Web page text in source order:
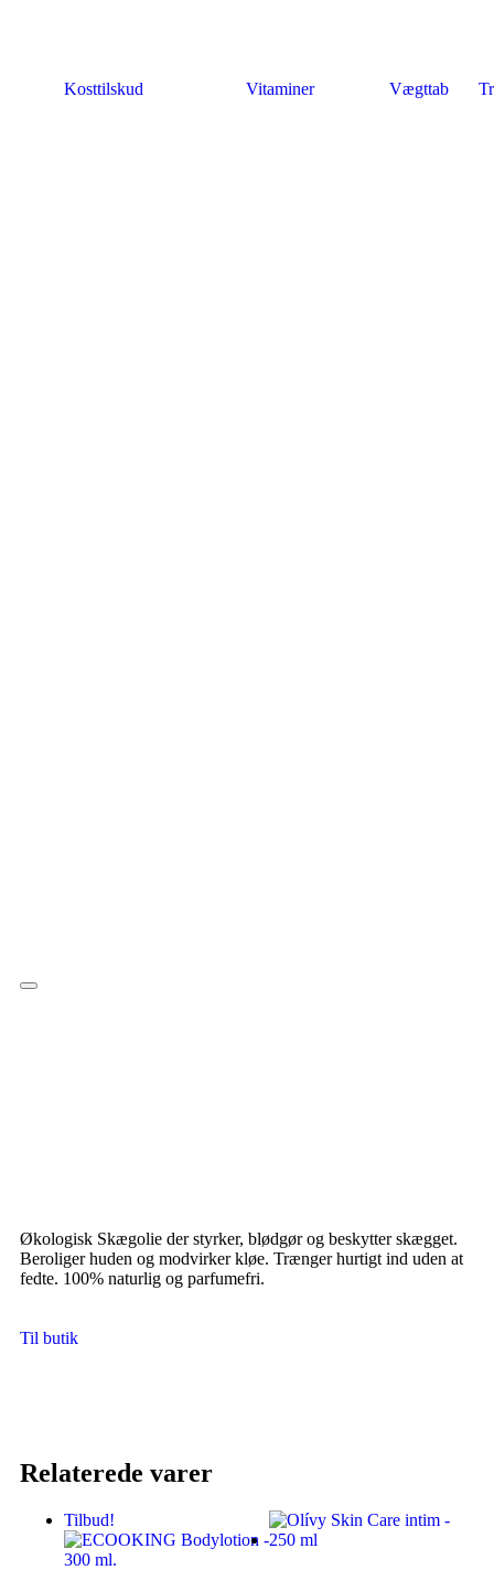
Kosttilskud Vitaminer Vægttab
Hamburger Toggle Menu
Økologisk Skægolie der styrker, blødgør og beskytter skægget.
Beroliger huden og modvirker kløe. Trænger hurtigt ind uden at
fedte. 100% naturlig og parfumefri.
Til butik
Relaterede varer
Tilbud!